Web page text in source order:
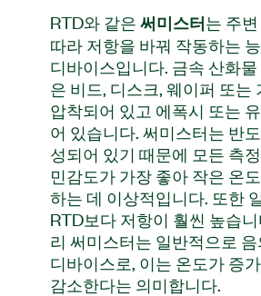
RTD와 같은 써미스터는 주
따라 저항을 바꿔 작동하는
디바이스입니다. 금속 산화
은 비드, 디스크, 웨이퍼 또는
압착되어 있고 에폭시 또는
어 있습니다. 써미스터는 반
성되어 있기 때문에 모든 측
민감도가 가장 좋아 작은 온
하는 데 이상적입니다. 또한
RTD보다 저항이 훨씬 높습
리 써미스터는 일반적으로
디바이스로, 이는 온도가 증
감소한다는 의미합니다.